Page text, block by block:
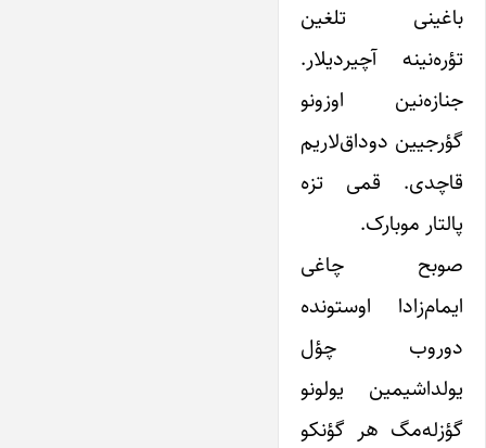
باغینی تلغین
تؤره‌نینه آچیردیلار.
جنازه‌نین اوزونو
گؤرجیین دوداق‌لاریم
قاچدی. قمی تزه
پالتار موبارک.
صوبح چاغی
ایمام‌زادا اوستونده
دوروب چؤل
یولداشیمین یولونو
گؤزله‌مگ هر گؤنکو